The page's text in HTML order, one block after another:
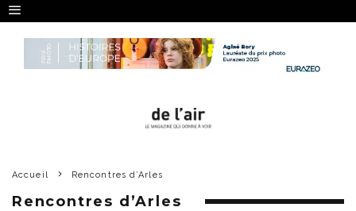
Accueil Rencontres d’Arles
Rencontres d’Arles